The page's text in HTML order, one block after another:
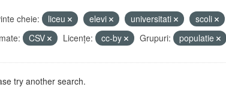
cheie: liceu elevi universitati scoli
CSV Licenţe: cc-by Grupuri: populatie
try another search.